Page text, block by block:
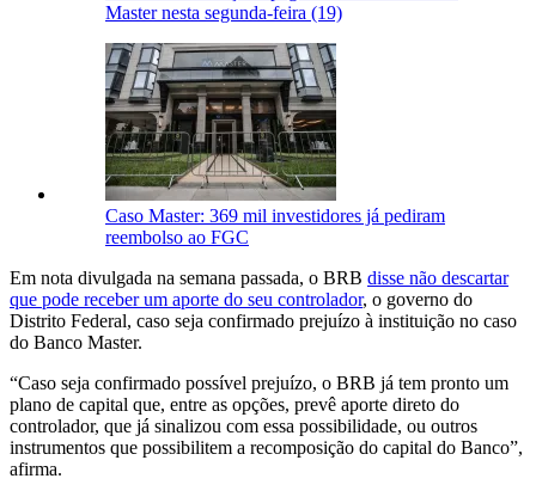
Master nesta segunda-feira (19)
Caso Master: 369 mil investidores já pediram
reembolso ao FGC
Em nota divulgada na semana passada, o BRB disse não descartar
que pode receber um aporte do seu controlador, o governo do
Distrito Federal, caso seja confirmado prejuízo à instituição no caso
do Banco Master.
“Caso seja confirmado possível prejuízo, o BRB já tem pronto um
plano de capital que, entre as opções, prevê aporte direto do
controlador, que já sinalizou com essa possibilidade, ou outros
instrumentos que possibilitem a recomposição do capital do Banco”,
afirma.